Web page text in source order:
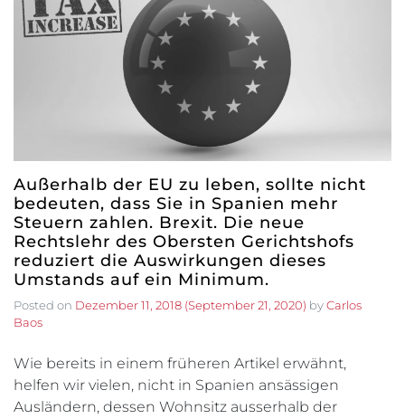
Außerhalb der EU zu leben, sollte nicht
bedeuten, dass Sie in Spanien mehr
Steuern zahlen. Brexit. Die neue
Rechtslehr des Obersten Gerichtshofs
reduziert die Auswirkungen dieses
Umstands auf ein Minimum.
Posted on Dezember 11, 2018 (September 21, 2020) byCarlos
Baos
Wie bereits in einem früheren Artikel erwähnt,
helfen wir vielen, nicht in Spanien ansässigen
Ausländern, dessen Wohnsitz ausserhalb der